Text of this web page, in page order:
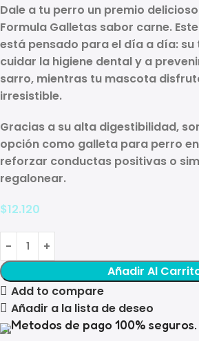
Dale a tu perro un premio
Formula Galletas sabor carne. Este
está pensado para el día a día:
cuidar la higiene dentaly a
sarro, mientras tu mascota
irresistible.
Gracias a su alta digestibilidad,
opción como galleta para perro
reforzar conductas positivas o
regalonear.
$12.120
Añadir Al
Add to compare
Añadir a la lista de deseo
Metodos de pago 100% seguros.